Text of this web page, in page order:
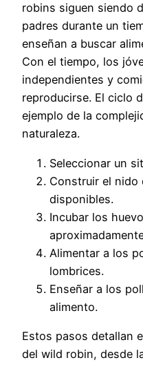
robins siguen siendo
padres durante un
enseñan a buscar
Con el tiempo, los
independientes y
reproducirse. El ciclo
ejemplo de la
naturaleza.
Seleccionar un
Construir el nido
disponibles.
Incubar los
Alimentar a los
lombrices.
Enseñar a los
alimento.
Estos pasos detallan
del wild robin, desde